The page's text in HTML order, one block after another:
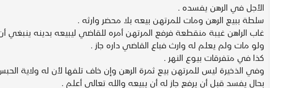
الأجل في الرهن يفسده .
سلطة ببيع الرهن ومات للمرتهن بيعه بلا محضر وارثه .
غاب الراهن غيبة منقطعة فرفع المرتهن أمره للقاضي ليبيعه بدينه ينبغي أن
ولو مات ولم يعلم له وارث فباع القاضي داره جاز .
كذا في متفرقات بيوع النهر .
وفي الذخيرة ليس للمرتهن بيع ثمرة الرهن وإن خاف تلفها لأن له ولاية
بحال يفسد قبل أن يرفع جاز له أن يبيعه والله تعالى أعلم .